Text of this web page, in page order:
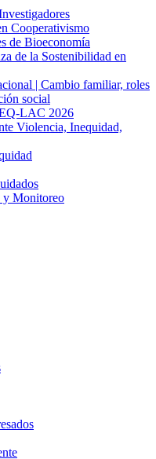
Cooperativismo
de Bioeconomía
de la Sostenibilidad en
| Cambio familiar, roles
social
LAC 2026
Violencia, Inequidad,
y Monitoreo